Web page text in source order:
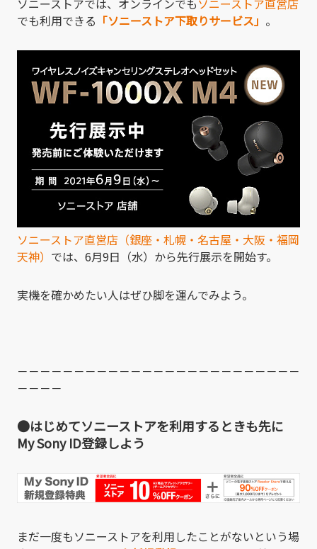
ソニーストアでは、オンラインでもソニーストア直営店
でも利用できる 「ソニーストア下取りサービス」 。
ソニーストア直営店（銀座・札幌・名古屋・大阪・福岡
天神） では、6月9日（水）から先行展示を開始す。
実機を確かめたい人はぜひ脚を運んでみよう。
－－－－－－－－－－－－－－－－－－－－－－－－－
－－－－
●はじめてソニーストアを利用するときも先に
My Sony ID登録しよう
まだ一度もソニーストアを利用したことがないという場